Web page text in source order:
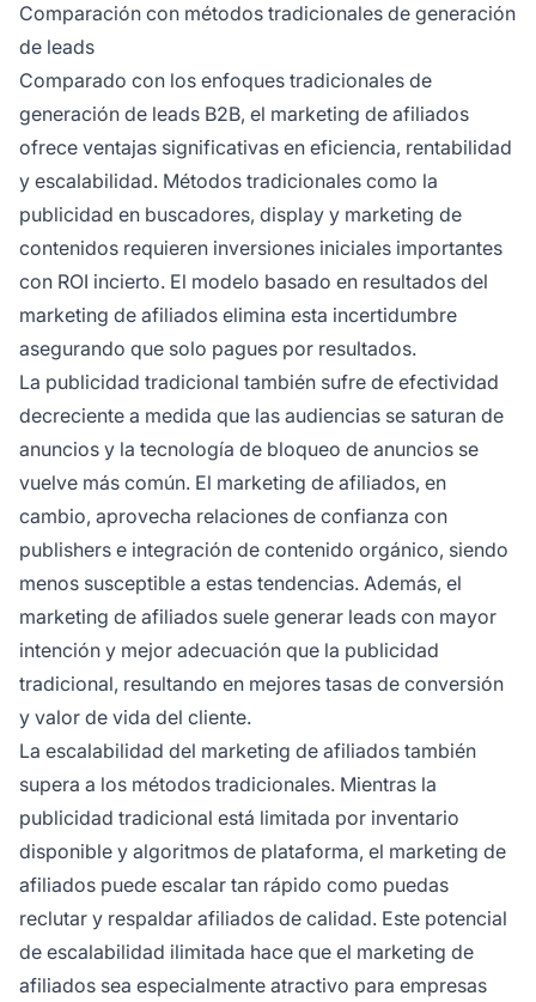
Comparación con métodos tradicionales de generación
de leads
Comparado con los enfoques tradicionales de
generación de leads B2B, el marketing de afiliados
ofrece ventajas significativas en eficiencia, rentabilidad
y escalabilidad. Métodos tradicionales como la
publicidad en buscadores, display y marketing de
contenidos requieren inversiones iniciales importantes
con ROI incierto. El modelo basado en resultados del
marketing de afiliados elimina esta incertidumbre
asegurando que solo pagues por resultados.
La publicidad tradicional también sufre de efectividad
decreciente a medida que las audiencias se saturan de
anuncios y la tecnología de bloqueo de anuncios se
vuelve más común. El marketing de afiliados, en
cambio, aprovecha relaciones de confianza con
publishers e integración de contenido orgánico, siendo
menos susceptible a estas tendencias. Además, el
marketing de afiliados suele generar leads con mayor
intención y mejor adecuación que la publicidad
tradicional, resultando en mejores tasas de conversión
y valor de vida del cliente.
La escalabilidad del marketing de afiliados también
supera a los métodos tradicionales. Mientras la
publicidad tradicional está limitada por inventario
disponible y algoritmos de plataforma, el marketing de
afiliados puede escalar tan rápido como puedas
reclutar y respaldar afiliados de calidad. Este potencial
de escalabilidad ilimitada hace que el marketing de
afiliados sea especialmente atractivo para empresas